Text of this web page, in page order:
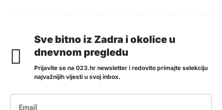
Sve bitno iz Zadra i okolice u
dnevnom pregledu
Prijavite se na 023.hr newsletter i redovito primajte selekciju
najvažnijih vijesti u svoj inbox.